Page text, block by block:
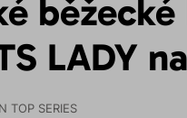
LADY
TOP SERIES